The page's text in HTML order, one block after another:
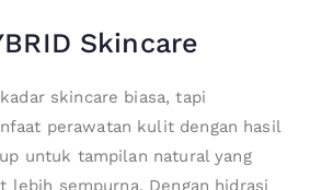
Skincare
skincare biasa, tapi
perawatan kulit dengan hasil
untuk tampilan natural yang
lebih sempurna. Dengan hidrasi